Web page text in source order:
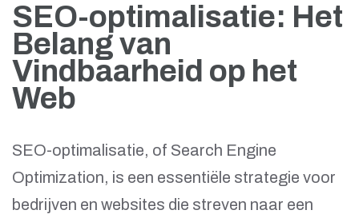
SEO-optimalisatie: Het
Belang van
Vindbaarheid op het
Web
SEO-optimalisatie, of Search Engine
Optimization, is een essentiële strategie voor
bedrijven en websites die streven naar een